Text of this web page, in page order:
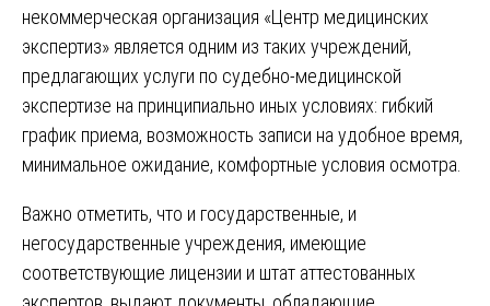
некоммерческая организация «Центр медицинских
экспертиз» является одним из таких учреждений,
предлагающих услуги по судебно-медицинской
экспертизе на принципиально иных условиях: гибкий
график приема, возможность записи на удобное время,
минимальное ожидание, комфортные условия осмотра.
Важно отметить, что и государственные, и
негосударственные учреждения, имеющие
соответствующие лицензии и штат аттестованных